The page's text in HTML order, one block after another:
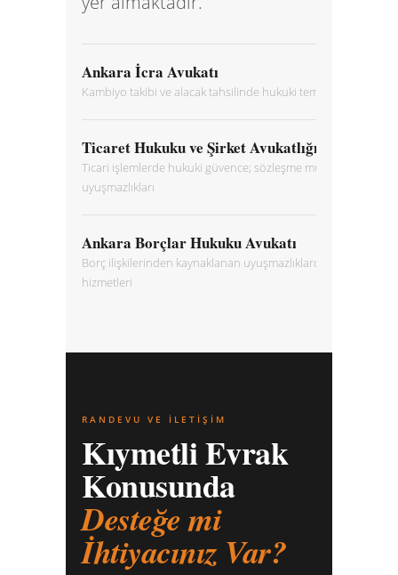
Ankara İcra Avukatı
Kambiyo takibi ve alacak tahsilinde hukuki temsil ve
Ticaret Hukuku ve Şirket Avukatlığı
Ticari işlemlerde hukuki güvence; sözleşme müzakeresi ve
uyuşmazlıkları
Ankara Borçlar Hukuku Avukatı
Borç ilişkilerinden kaynaklanan uyuşmazlıklarda hukuki
hizmetleri
RANDEVU VE İLETIŞIM
Kıymetli Evrak
Konusunda
Desteğe mi
İhtiyacınız Var?